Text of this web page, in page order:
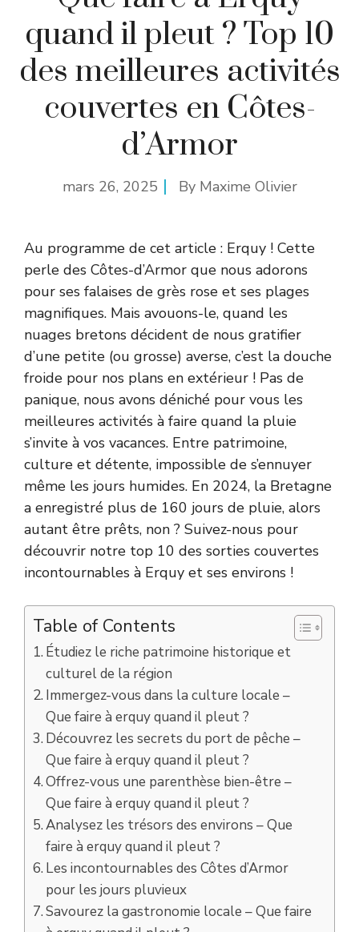
quand il pleut ? Top 10
des meilleures activités
couvertes en Côtes-
d’Armor
mars 26, 2025 By Maxime Olivier
Au programme de cet article : Erquy ! Cette
perle des Côtes-d’Armor que nous adorons
pour ses falaises de grès rose et ses plages
magnifiques. Mais avouons-le, quand les
nuages bretons décident de nous gratifier
d’une petite (ou grosse) averse, c’est la douche
froide pour nos plans en extérieur ! Pas de
panique, nous avons déniché pour vous les
meilleures activités à faire quand la pluie
s’invite à vos vacances. Entre patrimoine,
culture et détente, impossible de s’ennuyer
même les jours humides. En 2024, la Bretagne
a enregistré plus de 160 jours de pluie, alors
autant être prêts, non ? Suivez-nous pour
découvrir notre top 10 des sorties couvertes
incontournables à Erquy et ses environs !
Table of Contents
Étudiez le riche patrimoine historique et
culturel de la région
Immergez-vous dans la culture locale –
Que faire à erquy quand il pleut ?
Découvrez les secrets du port de pêche –
Que faire à erquy quand il pleut ?
Offrez-vous une parenthèse bien-être –
Que faire à erquy quand il pleut ?
Analysez les trésors des environs – Que
faire à erquy quand il pleut ?
Les incontournables des Côtes d’Armor
pour les jours pluvieux
Savourez la gastronomie locale – Que faire